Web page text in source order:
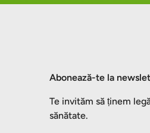
Abonează-te la
Te invităm să ținem
sănătate.